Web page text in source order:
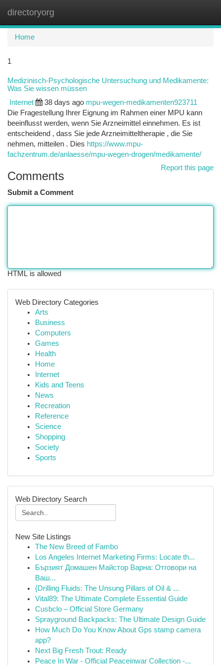
directoryorg
Home
1
Medizinisch-Psychologische Untersuchung und Medikamente:
Was Sie wissen müssen
Internet 38 days ago mpu-wegen-medikamenten923711
Die Fragestellung Ihrer Eignung im Rahmen einer MPU kann
beeinflusst werden, wenn Sie Arzneimittel einnehmen. Es ist
entscheidend , dass Sie jede Arzneimitteltherapie , die Sie
nehmen, mitteilen . Dies https://www.mpu-
fachzentrum.de/anlaesse/mpu-wegen-drogen/medikamente/
Report this page
Comments
Submit a Comment
HTML is allowed
Web Directory Categories
Arts
Business
Computers
Games
Health
Home
Internet
Kids and Teens
News
Recreation
Reference
Science
Shopping
Society
Sports
Web Directory Search
New Site Listings
The New Breed of Fambo
Los Angeles Internet Marketing Firms: Locate th...
Бързият Домашен Майстор Варна: Отговори на
Ваш...
{Drilling Fluids: The Unsung Pillars of Oil & ...
Vital89: The Ultimate Complete Essential Guide
Cusbclo – Official Store Germany
Sprayground Backpacks: The Ultimate Design Guide
How Much Do You Know About Gps stamp camera
app?
Next Big Fresh Trout: Ready
Peace In War - Official Peaceinwar Collection -...